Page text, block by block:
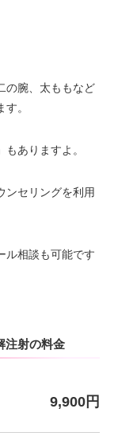
の腕、太ももなど
。
ありますよ。
ンセリングを利用
ル相談も可能です
注射の料金
9,900円